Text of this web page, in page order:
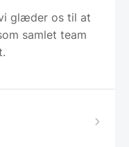
glæder os til at
samlet team